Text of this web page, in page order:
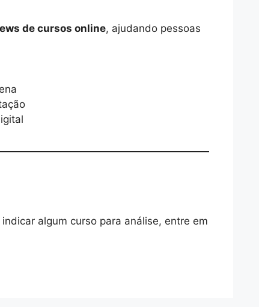
de cursos online, ajudando pessoas
algum curso para análise, entre em